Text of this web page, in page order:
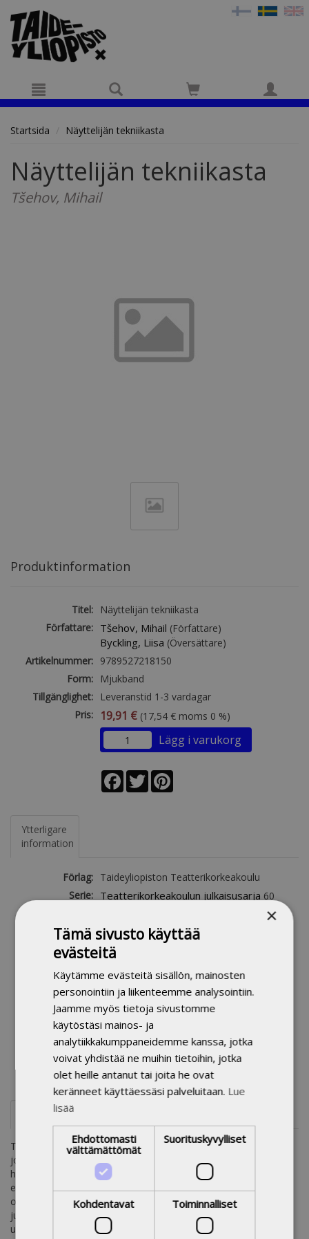
Startsida Näyttelijän tekniikasta
Näyttelijän tekniikasta
Tšehov, Mihail
Produktinformation
Titel:
Näyttelijän tekniikasta
Författare: Tšehov, Mihail (Författare)
Byckling, Liisa (Översättare)
Artikelnummer: 9789527218150
Form:
Mjukband
Tillgänglighet:
Leveranstid 1-3 vardagar
Pris:
19,91 € (17,54 € moms 0 %)
Lägg i varukorg
Facebook
Twitter
Ytterligare
information
Förlag: Taideyliopiston Teatterikorkeakoulu
Serie: Teatterikorkeakoulun julkaisusarja 60
Utgivningsår:
2017
Språk: finska
Produktgrupp:
Teaterhögskolans publikationer
Bibliotekssignum:
77.11 Teaterarbete
ALLFO - Allmän
finländsk
ontologi:
näyttelijät,
teoriat,taideteoriat,roolit ,ilmaisu
teatteritaide , henkilöhistoria
Ämnesord: näytteleminen, taide, tekniikka, teoria
Referat
Teos Näyttelijän tekniikasta on Mihail Tšehovin testamentti,
johon hän kokosi elämänmittaisen ajattelun ja käytännön
harjoituksensa, näytelmäanalyysejä, pohdintaansa taiteesta ja
esteettisistä kategorioista sekä näyttelijän missiosta. Teoksen
on nyt ensi kertaa suomentanut dosentti Liisa Byckling, joka on
julkaissut myös väitöskirjan ja tutkimuksia Mihail Tšehovista
useilla kielillä.
×
Tämä sivusto käyttää
evästeitä
Käytämme evästeitä sisällön, mainosten
personointiin ja liikenteemme analysointiin.
Jaamme myös tietoja sivustomme
käytöstäsi mainos- ja
analytiikkakumppaneidemme kanssa, jotka
voivat yhdistää ne muihin tietoihin, jotka
olet heille antanut tai joita he ovat
keränneet käyttäessäsi palveluitaan. Lue
lisää
Ehdottomasti
välttämättömät
Suorituskyvylliset
Kohdentavat Toiminnalliset